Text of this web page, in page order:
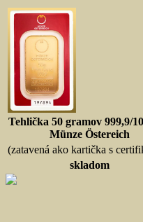
Tehlička 50 gramov 999,9/
Münze Östereich
(zatavená ako kartička s
skladom